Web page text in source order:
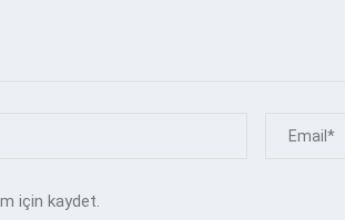
için kaydet.